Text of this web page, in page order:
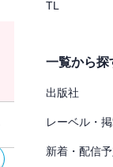
TL
一覧から探
出版社
レーベル・
新着・配信